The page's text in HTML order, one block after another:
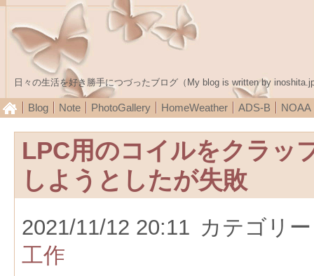
日々の生活を好き勝手につづったブログ（My blog is written by
Blog Note PhotoGallery HomeWeather ADS-B NOAA
LPC用のコイルをクラッ
しようとしたが失敗
2021/11/12 20:11 カテゴリ
工作